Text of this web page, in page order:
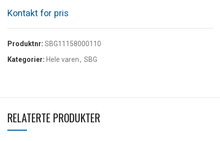
Produktnr: SBG11158000110
Kategorier: Hele varen, SBG
RELATERTE PRODUKTER